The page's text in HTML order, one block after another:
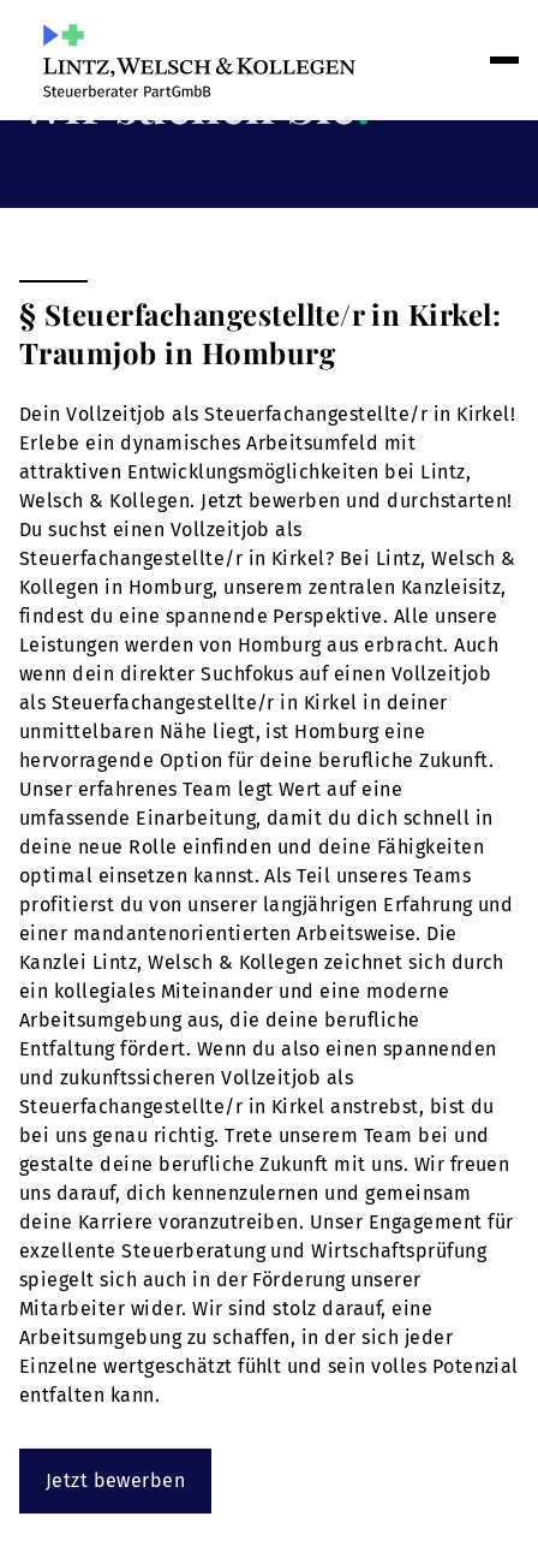
Wir suchen Sie!
§ Steuerfachangestellte/r in Kirkel:
Traumjob in Homburg
Dein Vollzeitjob als Steuerfachangestellte/r in Kirkel!
Erlebe ein dynamisches Arbeitsumfeld mit
attraktiven Entwicklungsmöglichkeiten bei Lintz,
Welsch & Kollegen. Jetzt bewerben und durchstarten!
Du suchst einen Vollzeitjob als
Steuerfachangestellte/r in Kirkel? Bei Lintz, Welsch &
Kollegen in Homburg, unserem zentralen Kanzleisitz,
findest du eine spannende Perspektive. Alle unsere
Leistungen werden von Homburg aus erbracht. Auch
wenn dein direkter Suchfokus auf einen Vollzeitjob
als Steuerfachangestellte/r in Kirkel in deiner
unmittelbaren Nähe liegt, ist Homburg eine
hervorragende Option für deine berufliche Zukunft.
Unser erfahrenes Team legt Wert auf eine
umfassende Einarbeitung, damit du dich schnell in
deine neue Rolle einfinden und deine Fähigkeiten
optimal einsetzen kannst. Als Teil unseres Teams
profitierst du von unserer langjährigen Erfahrung und
einer mandantenorientierten Arbeitsweise. Die
Kanzlei Lintz, Welsch & Kollegen zeichnet sich durch
ein kollegiales Miteinander und eine moderne
Arbeitsumgebung aus, die deine berufliche
Entfaltung fördert. Wenn du also einen spannenden
und zukunftssicheren Vollzeitjob als
Steuerfachangestellte/r in Kirkel anstrebst, bist du
bei uns genau richtig. Trete unserem Team bei und
gestalte deine berufliche Zukunft mit uns. Wir freuen
uns darauf, dich kennenzulernen und gemeinsam
deine Karriere voranzutreiben. Unser Engagement für
exzellente Steuerberatung und Wirtschaftsprüfung
spiegelt sich auch in der Förderung unserer
Mitarbeiter wider. Wir sind stolz darauf, eine
Arbeitsumgebung zu schaffen, in der sich jeder
Einzelne wertgeschätzt fühlt und sein volles Potenzial
entfalten kann.
Jetzt bewerben